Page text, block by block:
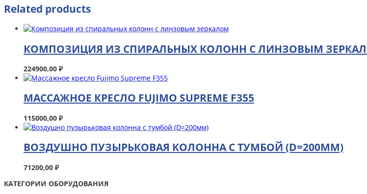
Related products
КОМПОЗИЦИЯ ИЗ СПИРАЛЬНЫХ КОЛОНН С ЛИНЗОВЫМ
224900,00 ₽
МАССАЖНОЕ КРЕСЛО FUJIMO SUPREME F355
115000,00 ₽
ВОЗДУШНО ПУЗЫРЬКОВАЯ КОЛОННА С ТУМБОЙ (D=200ММ)
71200,00 ₽
КАТЕГОРИИ ОБОРУДОВАНИЯ